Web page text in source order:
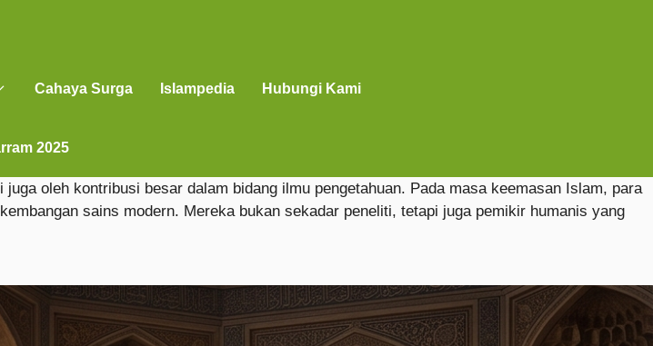
Cahaya Surga Islampedia Hubungi Kami
2025
oleh kontribusi besar dalam bidang ilmu pengetahuan. Pada masa keemasan Islam, para
sains modern. Mereka bukan sekadar peneliti, tetapi juga pemikir humanis yang